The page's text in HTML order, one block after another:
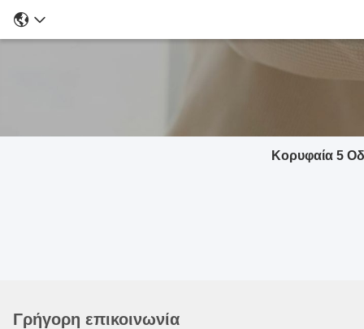
Κορυφαία 5
Γρήγορη επικοινωνία